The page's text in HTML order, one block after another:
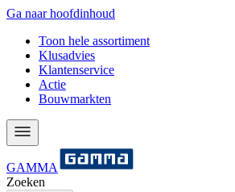
Ga naar hoofdinhoud
Toon hele assortiment
Klusadvies
Klantenservice
Actie
Bouwmarkten
GAMMA
Zoeken